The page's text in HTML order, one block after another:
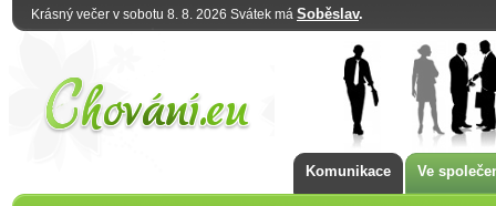
Krásný večer v sobotu 8. 8. 2026 Svátek má Soběslav.
Komunikace Ve